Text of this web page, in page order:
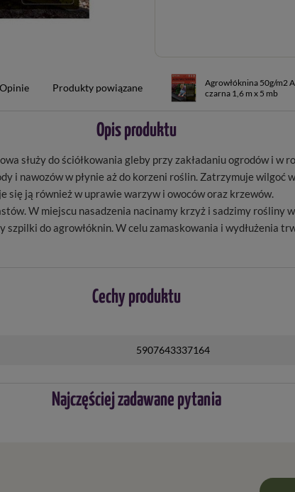
Opinie Produkty powiązane
Agrowłóknina 50g/m2
czarna 1,6 m x 5 mb
Opis produktu
służy do ściółkowania gleby przy zakładaniu ogrodów i w
i nawozów w płynie aż do korzeni roślin. Zatrzymuje wilgoć
się ją również w uprawie warzyw i owoców oraz krzewów.
W miejscu nasadzenia nacinamy krzyż i sadzimy rośliny
szpilki do agrowłóknin. W celu zamaskowania i wydłużenia
Cechy produktu
5907643337164
Najczęściej zadawane pytania